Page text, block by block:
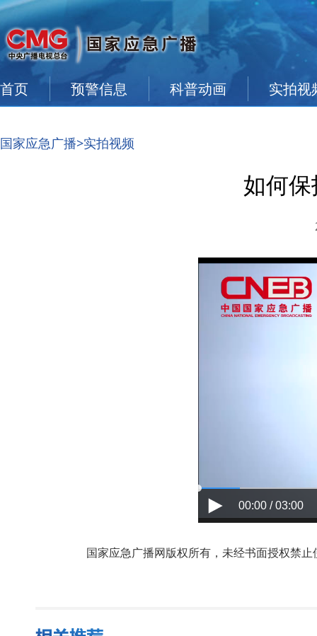
首页 预警信息 科普动画 实拍视
国家应急广播>实拍视频
如何
00:00 / 03:00
国家应急广播网版权所有，未经书面授权禁